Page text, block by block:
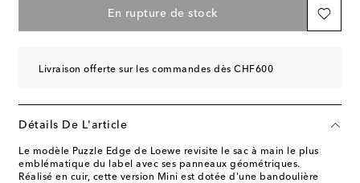
En rupture de stock
Livraison offerte sur les commandes dès CHF600
Détails De L'article
Le modèle Puzzle Edge de Loewe revisite le sac à main le plus
emblématique du label avec ses panneaux géométriques.
Réalisé en cuir, cette version Mini est dotée d'une bandoulière